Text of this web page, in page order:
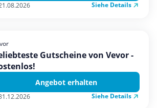
Siehe Details
Gutscheine von Vevor -
Angebot erhalten
Siehe Details